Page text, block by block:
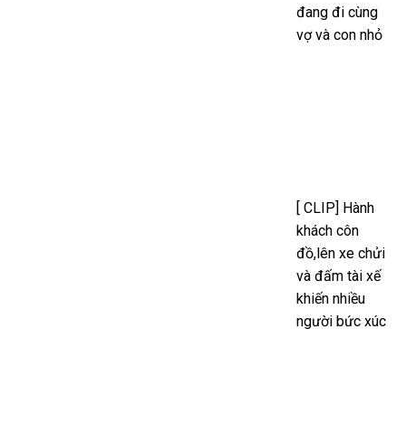
đang đi cùng
vợ và con nhỏ
[ CLIP] Hành
khách côn
đồ,lên xe chửi
và đấm tài xế
khiến nhiều
người bức xúc